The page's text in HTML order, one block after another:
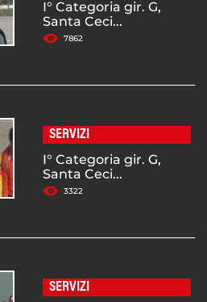
I° Categoria gir. G,
Santa Ceci...
7862
SERVIZI
I° Categoria gir. G,
Santa Ceci...
3322
SERVIZI